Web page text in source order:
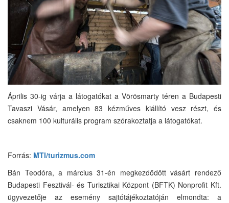
Április 30-ig várja a látogatókat a Vörösmarty téren a Budapesti
Tavaszi Vásár, amelyen 83 kézműves kiállító vesz részt, és
csaknem 100 kulturális program szórakoztatja a látogatókat.
Forrás: MTI/turizmus.com
Bán Teodóra, a március 31-én megkezdődött vásárt rendező
Budapesti Fesztivál- és Turisztikai Központ (BFTK) Nonprofit Kft.
ügyvezetője az esemény sajtótájékoztatóján elmondta: a